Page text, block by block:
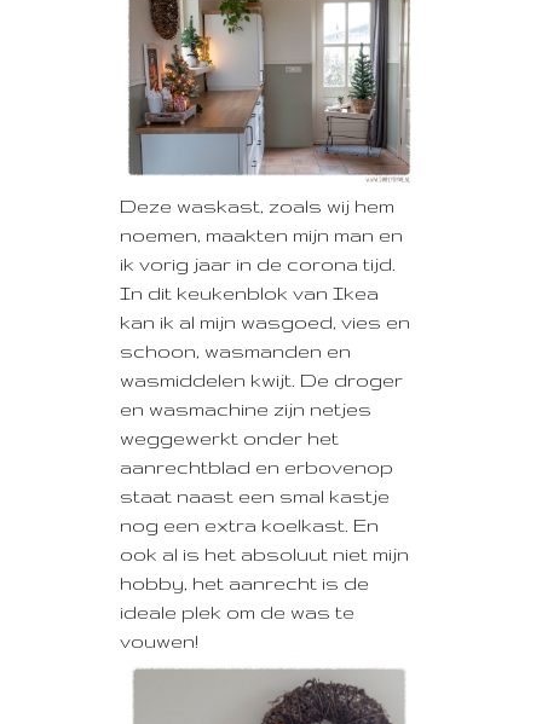
Deze waskast, zoals wij hem
noemen, maakten mijn man en
ik vorig jaar in de corona tijd.
In dit keukenblok van Ikea
kan ik al mijn wasgoed, vies en
schoon, wasmanden en
wasmiddelen kwijt. De droger
en wasmachine zijn netjes
weggewerkt onder het
aanrechtblad en erbovenop
staat naast een smal kastje
nog een extra koelkast. En
ook al is het absoluut niet mijn
hobby, het aanrecht is de
ideale plek om de was te
vouwen!